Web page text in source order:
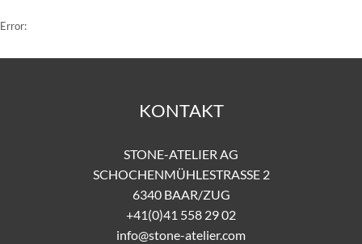
Error:
KONTAKT
STONE-ATELIER AG
SCHOCHENMÜHLESTRASSE 2
6340 BAAR/ZUG
+41(0)41 558 29 02
info@stone-atelier.com